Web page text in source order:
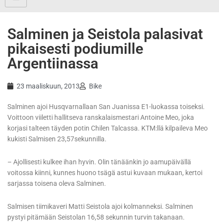
Salminen ja Seistola palasivat
pikaisesti podiumille
Argentiinassa
23 maaliskuun, 2013 Bike
Salminen ajoi Husqvarnallaan San Juanissa E1-luokassa toiseksi.
Voittoon viiletti hallitseva ranskalaismestari Antoine Meo, joka
korjasi talteen täyden potin Chilen Talcassa. KTM:llä kilpaileva Meo
kukisti Salmisen 23,57sekunnilla.
– Ajollisesti kulkee ihan hyvin. Olin tänäänkin jo aamupäivällä
voitossa kiinni, kunnes huono tsägä astui kuvaan mukaan, kertoi
sarjassa toisena oleva Salminen.
Salmisen tiimikaveri Matti Seistola ajoi kolmanneksi. Salminen
pystyi pitämään Seistolan 16,58 sekunnin turvin takanaan.